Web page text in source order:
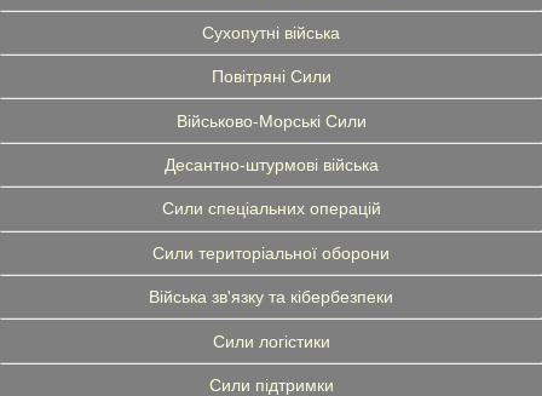
Сухопутні війська
Повітряні Сили
Військово-Морські Сили
Десантно-штурмові війська
Сили спеціальних операцій
Сили територіальної оборони
Війська зв'язку та кібербезпеки
Сили логістики
Сили підтримки